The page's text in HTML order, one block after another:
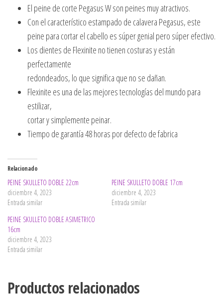
El peine de corte Pegasus W son peines muy atractivos.
Con el característico estampado de calavera Pegasus, este
peine para cortar el cabello es súper genial pero súper efectivo.
Los dientes de Flexinite no tienen costuras y están
perfectamente
redondeados, lo que significa que no se dañan.
Flexinite es una de las mejores tecnologías del mundo para
estilizar,
cortar y simplemente peinar.
Tiempo de garantía 48 horas por defecto de fabrica
Relacionado
PEINE SKULLETO DOBLE 22cm
diciembre 4, 2023
Entrada similar
PEINE SKULLETO DOBLE 17cm
diciembre 4, 2023
Entrada similar
PEINE SKULLETO DOBLE ASIMETRICO
16cm
diciembre 4, 2023
Entrada similar
Productos relacionados